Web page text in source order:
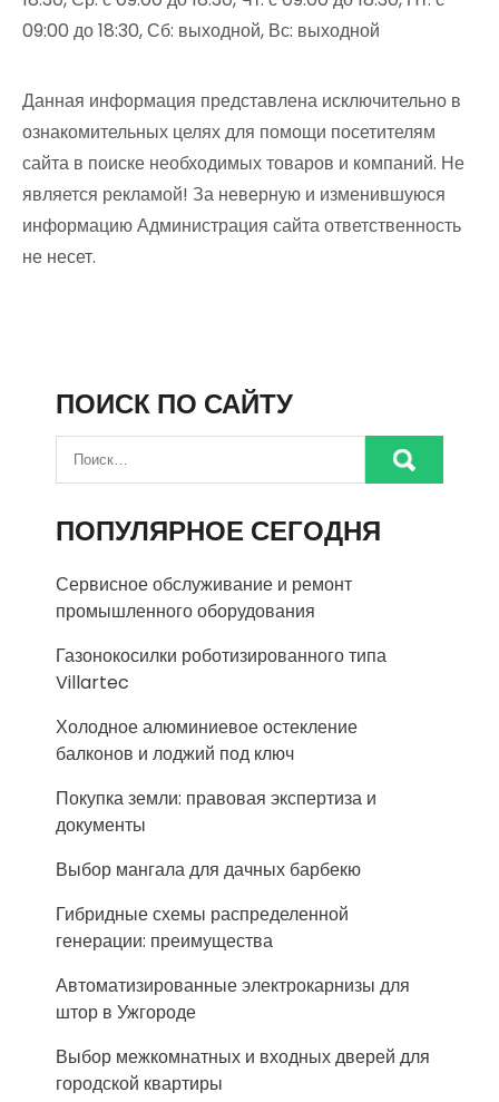
09:00 до 18:30, Сб: выходной, Вс: выходной
Данная информация представлена исключительно в
ознакомительных целях для помощи посетителям
сайта в поиске необходимых товаров и компаний. Не
является рекламой! За неверную и изменившуюся
информацию Администрация сайта ответственность
не несет.
ПОИСК ПО САЙТУ
ПОПУЛЯРНОЕ СЕГОДНЯ
Сервисное обслуживание и ремонт
промышленного оборудования
Газонокосилки роботизированного типа
Villartec
Холодное алюминиевое остекление
балконов и лоджий под ключ
Покупка земли: правовая экспертиза и
документы
Выбор мангала для дачных барбекю
Гибридные схемы распределенной
генерации: преимущества
Автоматизированные электрокарнизы для
штор в Ужгороде
Выбор межкомнатных и входных дверей для
городской квартиры